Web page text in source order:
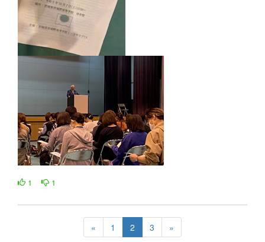
1 1
« 1 2 3 »